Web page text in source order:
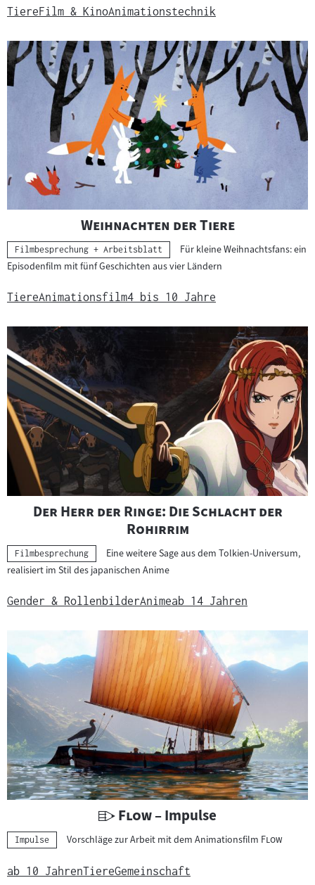
TiereFilm & KinoAnimationstechnik
"
Weihnachten der Tiere"
Kategorie:
Filmbesprechung + Arbeitsblatt
Für kleine Weihnachtsfans: ein
Episodenfilm mit fünf Geschichten aus vier Ländern
TiereAnimationsfilm4 bis 10 Jahre
"
Der Herr der Ringe: Die Schlacht der
Rohirrim"
Kategorie:
Filmbesprechung
Eine weitere Sage aus dem Tolkien-Universum,
realisiert im Stil des japanischen Anime
Gender & RollenbilderAnimeab 14 Jahren
U
e
"
Flow"– Impulse
Kategorie:
Impulse Vorschläge zur Arbeit mit dem Animationsfilm "Flow"
ab 10 JahrenTiereGemeinschaft